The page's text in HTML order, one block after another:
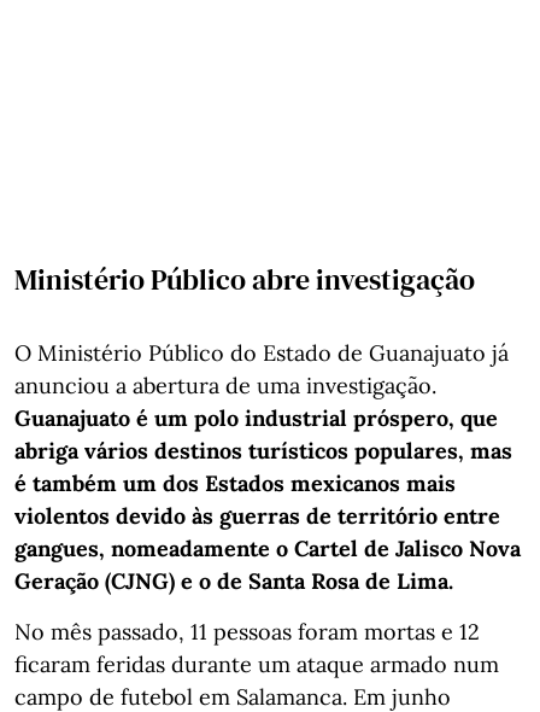
Ministério Público abre investigação
O Ministério Público do Estado de Guanajuato já
anunciou a abertura de uma investigação.
Guanajuato é um polo industrial próspero, que
abriga vários destinos turísticos populares, mas
é também um dos Estados mexicanos mais
violentos devido às guerras de território entre
gangues, nomeadamente o Cartel de Jalisco Nova
Geração (CJNG) e o de Santa Rosa de Lima.
No mês passado, 11 pessoas foram mortas e 12
ficaram feridas durante um ataque armado num
campo de futebol em Salamanca. Em junho